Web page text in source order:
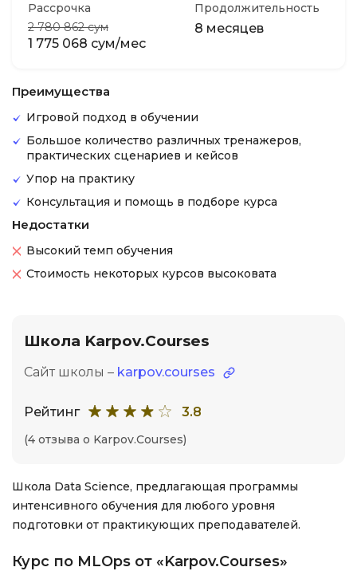
Рассрочка
2 780 862 сум
1 775 068 сум/мес
Продолжительность
8 месяцев
Преимущества
Игровой подход в обучении
Большое количество различных тренажеров,
практических сценариев и кейсов
Упор на практику
Консультация и помощь в подборе курса
Недостатки
Высокий темп обучения
Стоимость некоторых курсов высоковата
Школа Karpov.Courses
Сайт школы – karpov.courses
Рейтинг 3.8
(4 отзыва о Karpov.Courses)
Школа Data Science, предлагающая программы
интенсивного обучения для любого уровня
подготовки от практикующих преподавателей.
Курс по MLOps от «Karpov.Courses»